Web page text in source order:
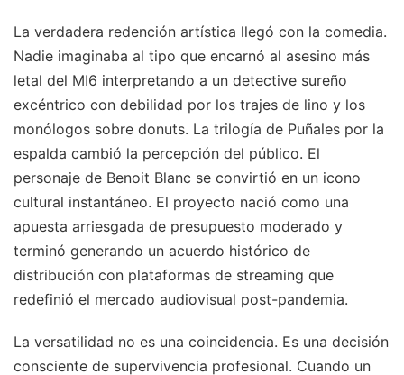
La verdadera redención artística llegó con la comedia.
Nadie imaginaba al tipo que encarnó al asesino más
letal del MI6 interpretando a un detective sureño
excéntrico con debilidad por los trajes de lino y los
monólogos sobre donuts. La trilogía de Puñales por la
espalda cambió la percepción del público. El
personaje de Benoit Blanc se convirtió en un icono
cultural instantáneo. El proyecto nació como una
apuesta arriesgada de presupuesto moderado y
terminó generando un acuerdo histórico de
distribución con plataformas de streaming que
redefinió el mercado audiovisual post-pandemia.
La versatilidad no es una coincidencia. Es una decisión
consciente de supervivencia profesional. Cuando un